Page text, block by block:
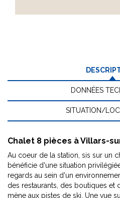
DONNÉES
SITUATION/
Chalet 8 pièces à Villars-
Au coeur de la station, sis sur un
bénéficie d'une situation
regards au sein d'un
des restaurants, des boutiques et
mène aux pistes de ski. Une vue